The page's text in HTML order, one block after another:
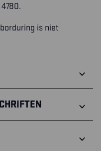
is niet